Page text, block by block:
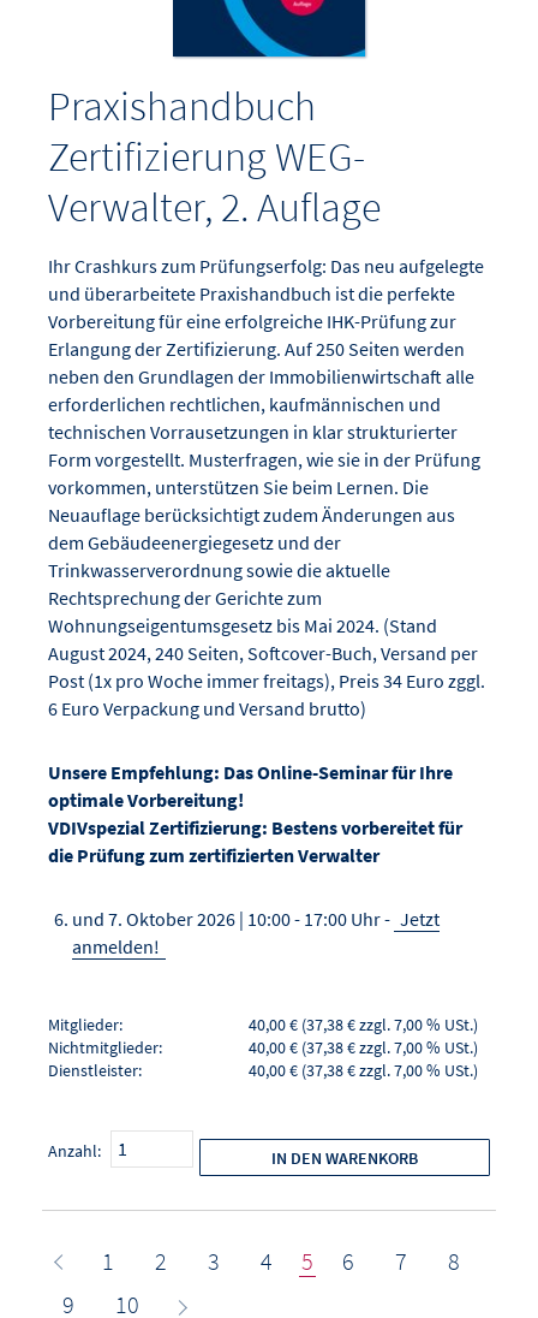
Praxishandbuch
Zertifizierung WEG-
Verwalter, 2. Auflage
Ihr Crashkurs zum Prüfungserfolg: Das neu aufgelegte
und überarbeitete Praxishandbuch ist die perfekte
Vorbereitung für eine erfolgreiche IHK-Prüfung zur
Erlangung der Zertifizierung. Auf 250 Seiten werden
neben den Grundlagen der Immobilienwirtschaft alle
erforderlichen rechtlichen, kaufmännischen und
technischen Vorrausetzungen in klar strukturierter
Form vorgestellt. Musterfragen, wie sie in der Prüfung
vorkommen, unterstützen Sie beim Lernen. Die
Neuauflage berücksichtigt zudem Änderungen aus
dem Gebäudeenergiegesetz und der
Trinkwasserverordnung sowie die aktuelle
Rechtsprechung der Gerichte zum
Wohnungseigentumsgesetz bis Mai 2024. (Stand
August 2024, 240 Seiten, Softcover-Buch, Versand per
Post (1x pro Woche immer freitags), Preis 34 Euro zggl.
6 Euro Verpackung und Versand brutto)
Unsere Empfehlung: Das Online-Seminar für Ihre
optimale Vorbereitung!
VDIVspezial Zertifizierung: Bestens vorbereitet für
die Prüfung zum zertifizierten Verwalter
und 7. Oktober 2026 | 10:00 - 17:00 Uhr - Jetzt
anmelden!
Mitglieder:
40,00 € (37,38 € zzgl. 7,00 % USt.)
Nichtmitglieder:
40,00 € (37,38 € zzgl. 7,00 % USt.)
Dienstleister:
40,00 € (37,38 € zzgl. 7,00 % USt.)
Anzahl: IN DEN WARENKORB
1 2 3 4 5 6 7
8
9
10